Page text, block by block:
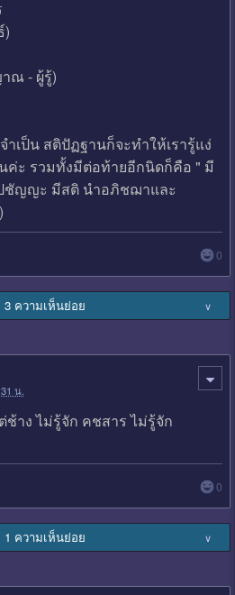
)
ณ - ผู้รู้)
เป็น สติปัฏฐานก็จะทำให้เรารู้แง่
ค่ะ รวมทั้งมีต่อท้ายอีกนิดก็คือ " มี
ปชัญญะ มีสติ นำอภิชฌาและ
0
3 ความเห็นย่อย ∨
น.
าง ไม่รู้จัก คชสาร ไม่รู้จัก
0
1 ความเห็นย่อย ∨